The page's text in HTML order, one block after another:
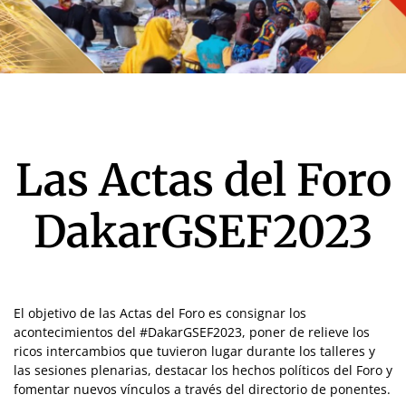
Las Actas del Foro
DakarGSEF2023
El objetivo de las Actas del Foro es consignar los
acontecimientos del #DakarGSEF2023, poner de relieve los
ricos intercambios que tuvieron lugar durante los talleres y
las sesiones plenarias, destacar los hechos políticos del Foro y
fomentar nuevos vínculos a través del directorio de ponentes.